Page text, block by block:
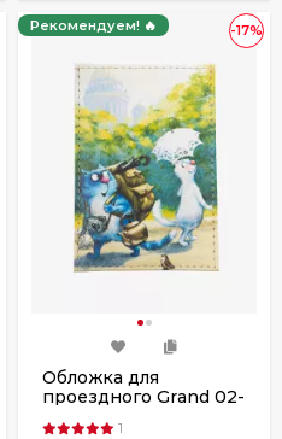
-17%
Рекомендуем! 🔥
Обложка для
проездного Grand 02-
1